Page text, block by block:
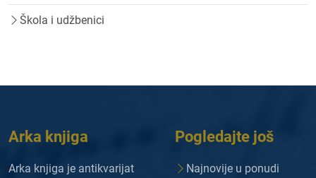
Škola i udžbenici
Arka knjiga
Arka knjiga je antikvarijat
Pogledajte još
Najnovije u ponudi